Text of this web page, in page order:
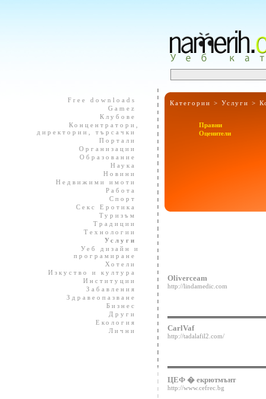
Free downloads
Gamez
Клубове
Концентратори,
директории, търсачки
Портали
Организации
Образование
Наука
Новини
Недвижими имоти
Работа
Спорт
Секс Еротика
Туризъм
Традиции
Технологии
Услуги
Уеб дизайн и
програмиране
Хотели
Изкуство и култура
Институции
Забавления
Здравеопазване
Бизнес
Други
Екология
Лични
Категории >Услуги >
Правни
Оценители
Oliverceam
http://lindamedic.com
CarlVaf
http://tadalafil2.com/
ЦЕФ � екрютмънт
http://www.cefrec.bg